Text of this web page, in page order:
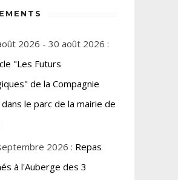
2026 - 30 août 2026 :
"Les Futurs
de la Compagnie
le parc de la mairie de
2026 : Repas
à l'Auberge des 3